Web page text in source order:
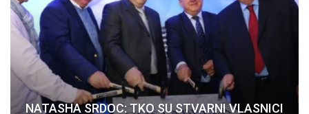
NATASHA SRDOC: TKO SU STVARNI VLASNICI